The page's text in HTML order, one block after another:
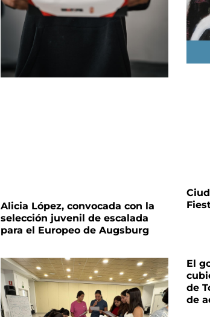
Alicia López, convocada con la
selección juvenil de escalada
para el Europeo de Augsburg
El
de
de